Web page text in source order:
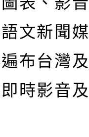
文新聞
布台灣
時影音